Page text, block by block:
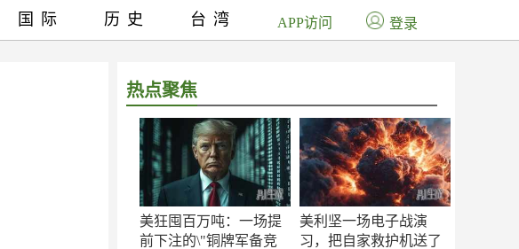
热点聚焦
美狂囤百万吨：一场提
前下注的\"铜牌军备竞
美利坚一场电子战演
习，把自家救护机送了
国际 历史 台湾 APP访问 登录